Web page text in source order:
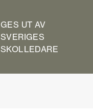
GES UT AV
SVERIGES
SKOLLEDARE